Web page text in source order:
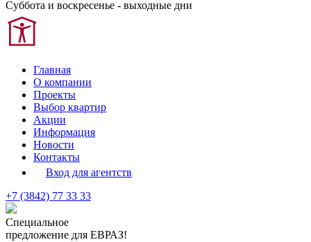
Суббота и воскресенье - выходные дни
Главная
О компании
Проекты
Выбор квартир
Акции
Информация
Новости
Контакты
Вход для агентств
+7 (3842) 77 33 33
Специальное
предложение для ЕВРАЗ!